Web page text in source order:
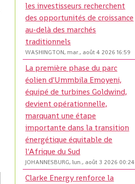
les investisseurs recherchent
des opportunités de croissance
au-delà des marchés
traditionnels
WASHINGTON, mar., août 4 2026 16:59
La première phase du parc
éolien d'Ummbila Emoyeni,
équipé de turbines Goldwind,
devient opérationnelle,
marquant une étape
importante dans la transition
énergétique équitable de
l'Afrique du Sud
JOHANNESBURG, lun., août 3 2026 00:24
Clarke Energy renforce la